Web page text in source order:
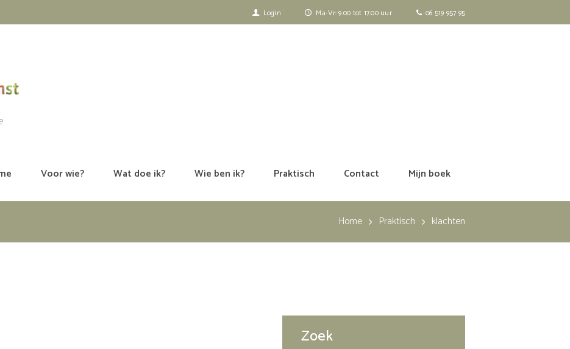
06 519 957 95
Ma-Vr: 9.00 tot 17.00 uur
Login
Voor wie? Wat doe ik? Wie ben ik? Praktisch Contact Mijn boek
Home Praktisch klachten
Zoek